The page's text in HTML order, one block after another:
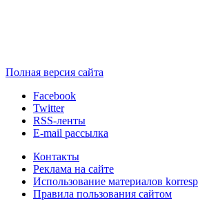
Полная версия сайта
Facebook
Twitter
RSS-ленты
E-mail рассылка
Контакты
Реклама на сайте
Использование материалов
Правила пользования сайтом